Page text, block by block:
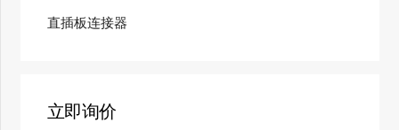
直插板连接器
立即询价